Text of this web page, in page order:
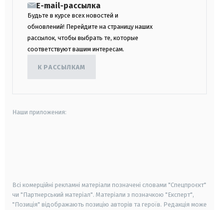
E-mail-рассылка
Будьте в курсе всех новостей и
обновлений! Перейдите на страницу наших
рассылок, чтобы выбрать те, которые
соответствуют вашим интересам.
К РАССЫЛКАМ
Наши приложения:
Всі комерційні рекламні матеріали позначені словами "Спецпроєкт"
чи "Партнерський матеріал". Матеріали з позначкою "Експерт",
"Позиція" відображають позицію авторів та героїв. Редакція може